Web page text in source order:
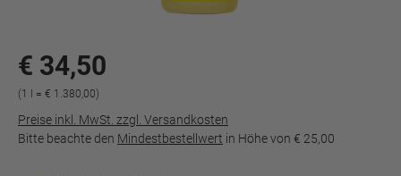
€ 34,50
(1 l = € 1.380,00)
Preise inkl. MwSt. zzgl. Versandkosten
Bitte beachte den Mindestbestellwert in Höhe von € 25,00